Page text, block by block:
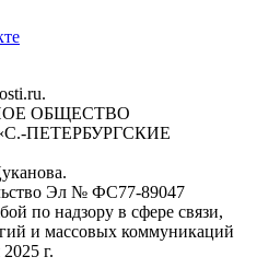
ОБЩЕСТВО
ПЕТЕРБУРГСКИЕ
Эл № ФС77-89047
по надзору в сфере связи,
и массовых коммуникаций
г.